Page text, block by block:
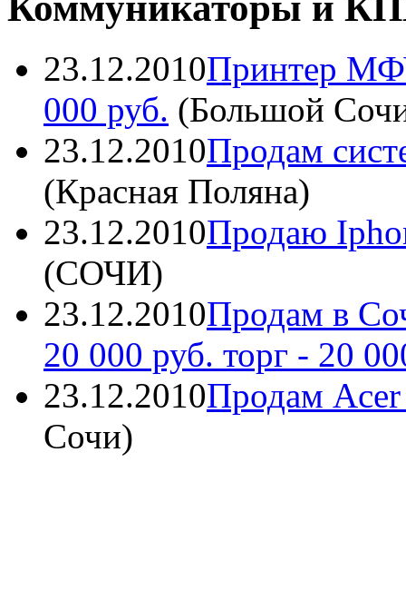
23.12.2010Принтер
000 руб. (Большой
23.12.2010Продам
(Красная Поляна)
23.12.2010Продаю
(СОЧИ)
23.12.2010Продам в
20 000 руб. торг - 20
23.12.2010Продам Acer
Сочи)